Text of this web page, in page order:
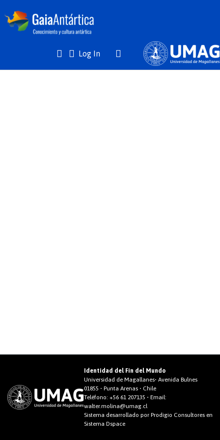
Log In(current)
Identidad del Fin del Mundo
Universidad de Magallanes• Avenida Bulnes
01855 • Punta Arenas • Chile
Teléfono: +56 61 207135 • Email:
walter.molina@umag.cl
Sistema desarrollado por Prodigio Consultores en
Sistema Dspace